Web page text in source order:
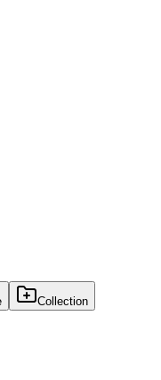
Collection